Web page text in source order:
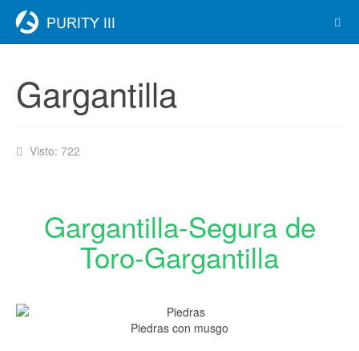
Gargantilla
Visto: 722
Gargantilla-Segura de
Toro-Gargantilla
Piedras con musgo